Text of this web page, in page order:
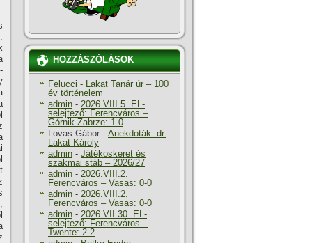
HOZZÁSZÓLÁSOK
Felucci - Lakat Tanár úr – 100
év történelem
admin - 2026.VIII.5. EL-
selejtező: Ferencváros –
Górnik Zabrze: 1-0
Lovas Gábor - Anekdoták: dr.
Lakat Károly
admin - Játékoskeret és
szakmai stáb – 2026/27
admin - 2026.VIII.2.
Ferencváros – Vasas: 0-0
admin - 2026.VIII.2.
Ferencváros – Vasas: 0-0
admin - 2026.VII.30. EL-
selejtező: Ferencváros –
Twente: 2-2